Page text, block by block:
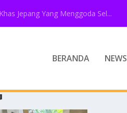
Jepang Yang Menggoda Sel...
BERANDA NEWS